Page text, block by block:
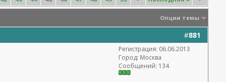
Опции темы
#881
Регистрация: 06.06.2013
Город: Москва
Сообщений: 134